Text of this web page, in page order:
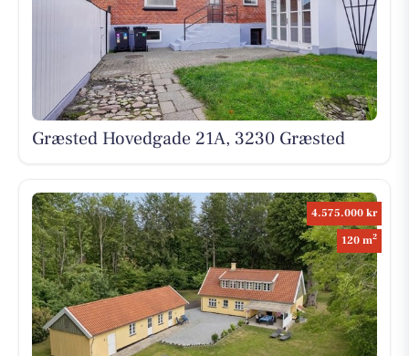
Græsted Hovedgade 21A, 3230 Græsted
4.575.000 kr
120 m2